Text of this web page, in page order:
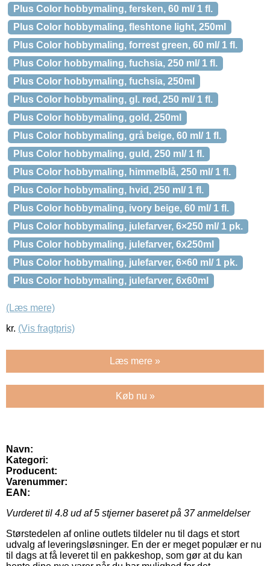
Plus Color hobbymaling, fersken, 60 ml/ 1 fl.
Plus Color hobbymaling, fleshtone light, 250ml
Plus Color hobbymaling, forrest green, 60 ml/ 1 fl.
Plus Color hobbymaling, fuchsia, 250 ml/ 1 fl.
Plus Color hobbymaling, fuchsia, 250ml
Plus Color hobbymaling, gl. rød, 250 ml/ 1 fl.
Plus Color hobbymaling, gold, 250ml
Plus Color hobbymaling, grå beige, 60 ml/ 1 fl.
Plus Color hobbymaling, guld, 250 ml/ 1 fl.
Plus Color hobbymaling, himmelblå, 250 ml/ 1 fl.
Plus Color hobbymaling, hvid, 250 ml/ 1 fl.
Plus Color hobbymaling, ivory beige, 60 ml/ 1 fl.
Plus Color hobbymaling, julefarver, 6×250 ml/ 1 pk.
Plus Color hobbymaling, julefarver, 6x250ml
Plus Color hobbymaling, julefarver, 6×60 ml/ 1 pk.
Plus Color hobbymaling, julefarver, 6x60ml
(Læs mere)
kr. (Vis fragtpris)
Læs mere »
Køb nu »
Navn:
Kategori:
Producent:
Varenummer:
EAN:
Vurderet til 4.8 ud af 5 stjerner baseret på 37anmeldelser
Størstedelen af online outlets tildeler nu til dags et stort
udvalg af leveringsløsninger. En der er meget populær er nu
til dags at få leveret til en pakkeshop, som gør at du kan